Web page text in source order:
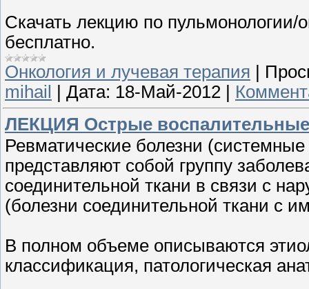
Скачать лекцию по
бесплатно.
Онкология и лучевая терапия |
mihail | Дата: 18-Май-2012 |
ЛЕКЦИЯ Острые воспалительные
Ревматические болезни
представляют собой группу
соединительной ткани в связи с
(болезни соединительной ткани с
В полном объеме описываются
классификация, патологическая